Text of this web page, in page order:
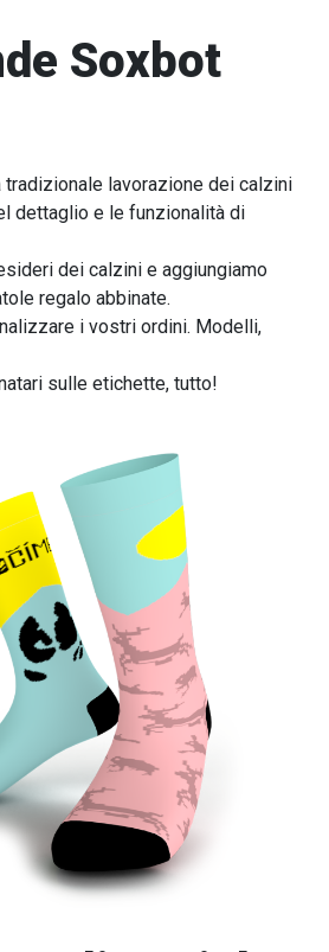
Soxbot
tradizionale lavorazione dei calzini
dettaglio e le funzionalità di
dei calzini e aggiungiamo
regalo abbinate.
i vostri ordini. Modelli,
sulle etichette, tutto!